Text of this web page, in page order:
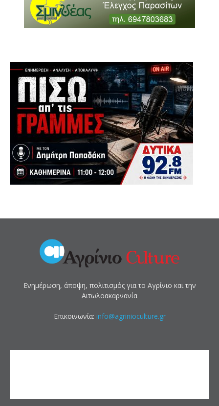
Ενημέρωση, άποψη, πολιτισμός για το Αγρίνιο και την
Αιτωλοακαρνανία
Επικοινωνία: info@agrinioculture.gr